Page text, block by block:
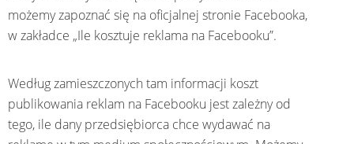
możemy zapoznać się na oficjalnej stronie Facebooka,
w zakładce „Ile kosztuje reklama na Facebooku”.
Według zamieszczonych tam informacji koszt
publikowania reklam na Facebooku jest zależny od
tego, ile dany przedsiębiorca chce wydawać na